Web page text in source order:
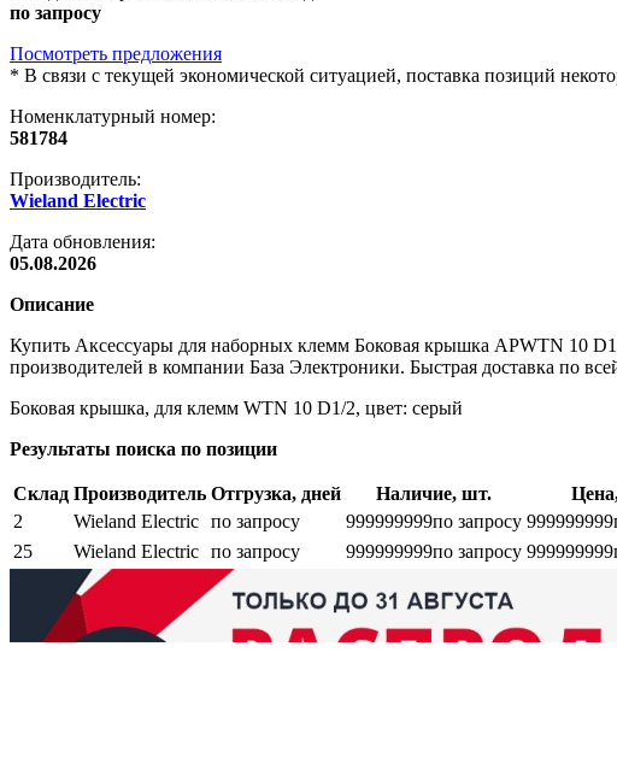
по запросу
Посмотреть предложения
* В связи с текущей экономической ситуацией, поставка позиций
Номенклатурный номер:
581784
Производитель:
Wieland Electric
Дата обновления:
05.08.2026
Описание
Купить Аксессуары для наборных клемм Боковая крышка APWTN 10
производителей в компании База Электроники. Быстрая доставка по
Боковая крышка, для клемм WTN 10 D1/2, цвет: серый
Результаты поиска по позиции
Склад Производитель Отгрузка, дней Наличие, шт.
2
Wieland Electric по запросу 999999999по запросу 999999999
25 Wieland Electric по запросу 999999999по запросу 999999999